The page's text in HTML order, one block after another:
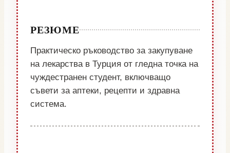
РЕЗЮМЕ
Практическо ръководство за закупуване
на лекарства в Турция от гледна точка на
чуждестранен студент, включващо
съвети за аптеки, рецепти и здравна
система.